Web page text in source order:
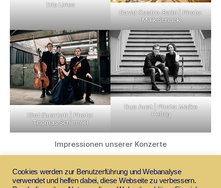
Trio Lirico
David Castro-Balbi | Photo:
Maik Schuck
Eliot Quartett | Photo:
Thomas Schimmel
Duo Aust | Photo: Maike
Helbig
Impressionen unserer Konzerte
Cookies werden zur Benutzerführung und Webanalyse
verwendet und helfen dabei, diese Webseite zu verbessern.